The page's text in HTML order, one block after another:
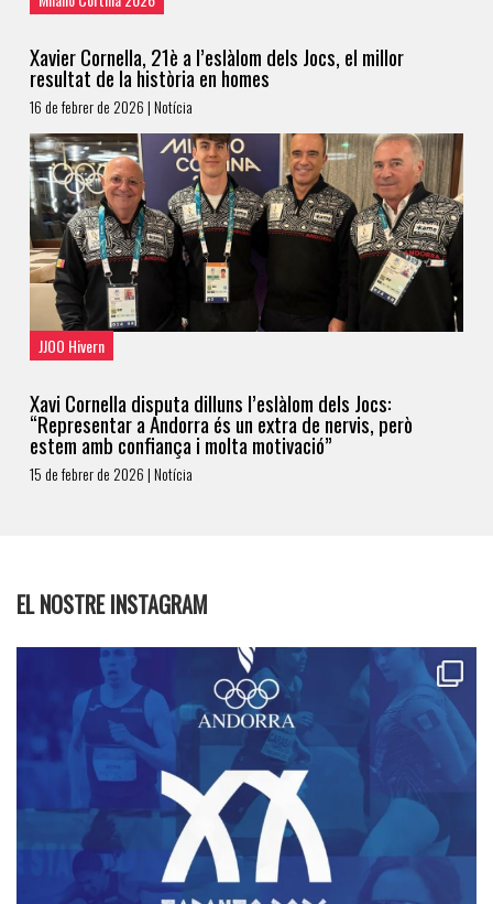
Xavier Cornella, 21è a l’eslàlom dels Jocs, el millor
resultat de la història en homes
16 de febrer de 2026 | Notícia
JJOO Hivern
Xavi Cornella disputa dilluns l’eslàlom dels Jocs:
“Representar a Andorra és un extra de nervis, però
estem amb confiança i molta motivació”
15 de febrer de 2026 | Notícia
EL NOSTRE INSTAGRAM